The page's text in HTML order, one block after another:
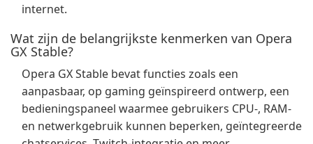
internet.
Wat zijn de belangrijkste kenmerken van Opera
GX Stable?
Opera GX Stable bevat functies zoals een
aanpasbaar, op gaming geïnspireerd ontwerp, een
bedieningspaneel waarmee gebruikers CPU-, RAM-
en netwerkgebruik kunnen beperken, geïntegreerde